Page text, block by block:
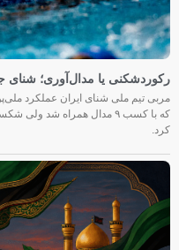
رکوردشکنی یا مدال‌آوری؛ شنای
مربی تیم ملی شنای ایران عملکرد
که با کسب ۹ مدال همراه شد
کرد.